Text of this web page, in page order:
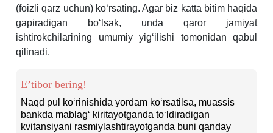
(foizli qarz uchun) koʻrsating. Agar biz katta bitim haqida
gapiradigan boʻlsak, unda qaror jamiyat
ishtirokchilarining umumiy yigʻilishi tomonidan qabul
qilinadi.
E’tibor bering!
Naqd pul koʻrinishida yordam koʻrsatilsa, muassis
bankda mablagʻ kiritayotganda toʻldiradigan
kvitansiyani rasmiylashtirayotganda buni qanday